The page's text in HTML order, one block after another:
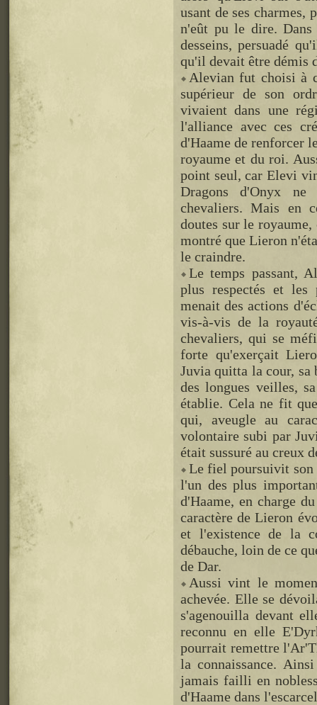
usant de ses
n'eût pu le dire.
desseins, persuadé
qu'il devait être démis
Alevian fut choisi à
supérieur de son
vivaient dans une
l'alliance avec ces
d'Haame de renforcer
royaume et du roi.
point seul, car Elevi
Dragons d'Onyx
chevaliers. Mais en
doutes sur le
montré que Lieron
le craindre.
Le temps passant,
plus respectés et
menait des actions
vis-à-vis de la
chevaliers, qui se
forte qu'exerçait
Juvia quitta la cour, sa
des longues veilles,
établie. Cela ne fit
qui, aveugle au
volontaire subi par
était sussuré au creux
Le fiel poursuivit son
l'un des plus
d'Haame, en charge
caractère de Lieron
et l'existence de la
débauche, loin de ce
de Dar.
Aussi vint le
achevée. Elle se
s'agenouilla devant
reconnu en elle
pourrait remettre
la connaissance.
jamais failli en
d'Haame dans